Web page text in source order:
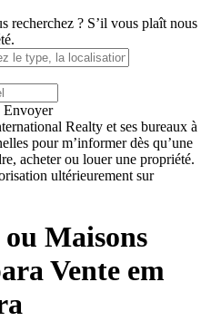
recherchez ? S’il vous plaît nous
Envoyer
Realty et ses bureaux à
pour m’informer dès qu’une
acheter ou louer une propriété.
ultérieurement sur
Maisons
Vente em